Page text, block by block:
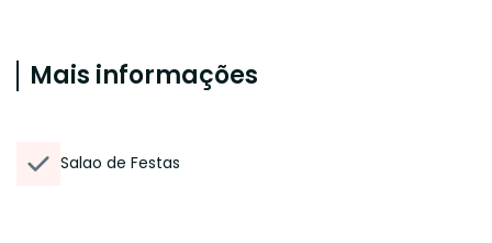
Mais informações
Salao de Festas